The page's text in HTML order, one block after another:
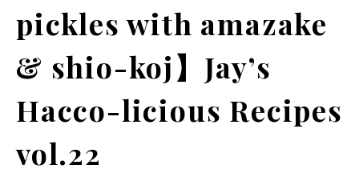
本
と
ア
の
酵
食
品
pickles with amazake
& shio-koj】Jay’s
Hacco-licious Recipes
vol.22